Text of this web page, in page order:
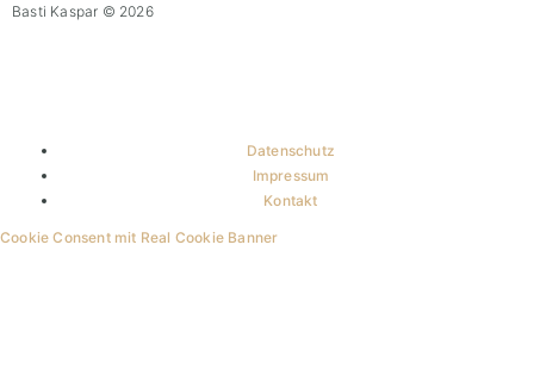
Basti Kaspar © 2026
Datenschutz
Impressum
Kontakt
Cookie Consent mit Real Cookie Banner